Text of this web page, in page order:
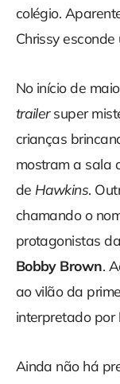
colégio.
Chrissy
No início de
trailersuper
crianças
mostram a sala
de Hawkins.
chamando o
protagonistas
Bobby Brown.
ao vilão da
interpretado por
Ainda não há